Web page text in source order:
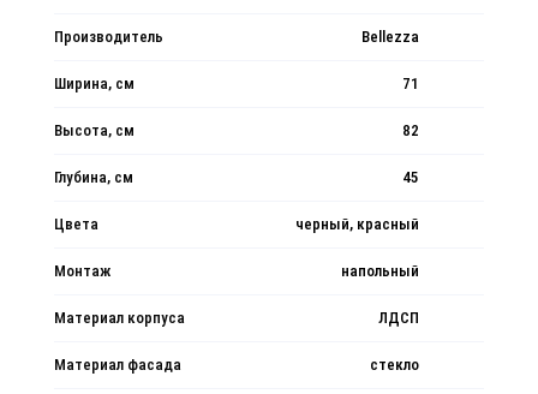
Производитель Bellezza
Ширина, см 71
Высота, см 82
Глубина, см 45
Цвета черный, красный
Монтаж напольный
Материал корпуса ЛДСП
Материал фасада стекло